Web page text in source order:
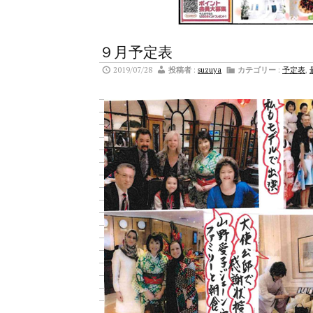
９月予定表
2019/07/28 投稿者 : suzuya カテゴリー : 予定表,